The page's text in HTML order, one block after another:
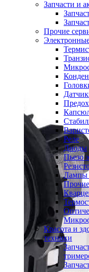
Запчасти и
Прочие
Реле
Диоды
Пьезо
Лампы
Красота и
техники